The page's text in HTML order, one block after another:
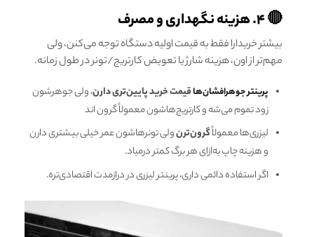
🔴 ۴. هزینه نگهداری و مصرف
بیشتر خریدارا فقط به قیمت اولیه دستگاه توجه می‌کنن، ولی
مهم‌تر از اون، هزینه شارژ یا تعویض کارتریج/تونر در طول زمانه.
پرینتر جوهرافشان‌هاقیمت خرید پایین‌تری دارن، ولی جوهرشون
زود تموم می‌شه و کارتریج‌هاشون معمولاً گرون اند
لیزری‌ها معمولاًگرون‌ترنولی تونرهاشون عمر خیلی بیشتری دارن
و هزینه چاپ به‌ازای هر برگ کمتر درمیاد.
اگر استفاده دائمی داری، پرینتر لیزری در درازمدت اقتصادی‌تره.